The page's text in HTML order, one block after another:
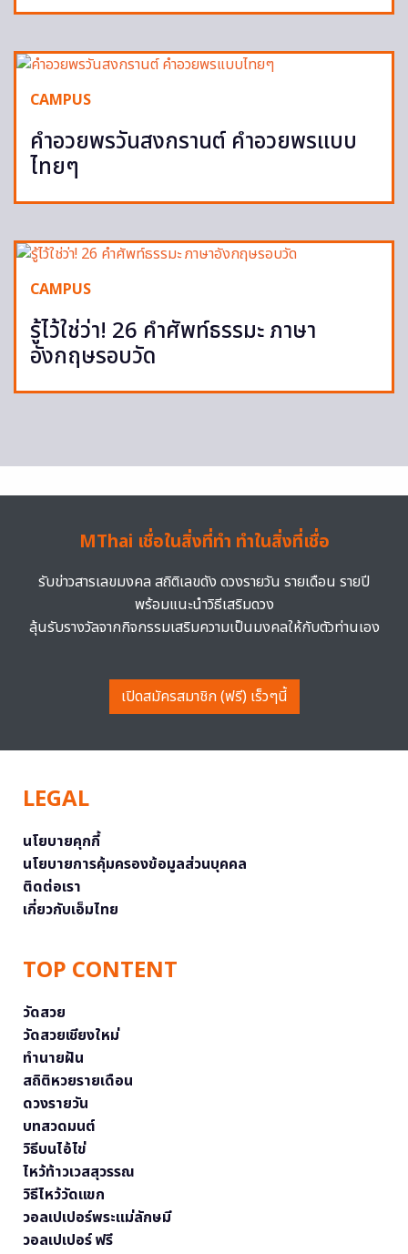
CAMPUS
คำอวยพรวันสงกรานต์ คำอวยพรแบบ
ไทยๆ
CAMPUS
รู้ไว้ใช่ว่า! 26 คำศัพท์ธรรมะ ภาษา
อังกฤษรอบวัด
MThai เชื่อในสิ่งที่ทำ ทำในสิ่งที่เชื่อ
รับข่าวสารเลขมงคล สถิติเลขดัง ดวงรายวัน รายเดือน รายปี
พร้อมแนะนำวิธีเสริมดวง
ลุ้นรับรางวัลจากกิจกรรมเสริมความเป็นมงคลให้กับตัวท่านเอง
เปิดสมัครสมาชิก (ฟรี) เร็วๆนี้
LEGAL
นโยบายคุกกี้
นโยบายการคุ้มครองข้อมูลส่วนบุคคล
ติดต่อเรา
เกี่ยวกับเอ็มไทย
TOP CONTENT
วัดสวย
วัดสวยเชียงใหม่
ทำนายฝัน
สถิติหวยรายเดือน
ดวงรายวัน
บทสวดมนต์
วิธีบนไอ้ไข่
ไหว้ท้าวเวสสุวรรณ
วิธีไหว้วัดแขก
วอลเปเปอร์พระแม่ลักษมี
วอลเปเปอร์ ฟรี